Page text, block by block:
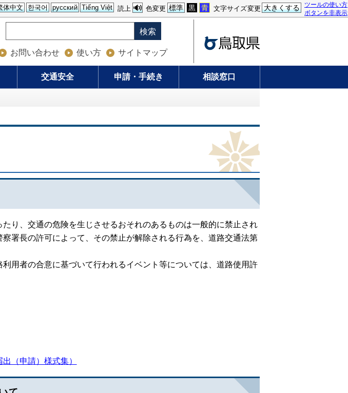
ツールの使い方
ボタンを非表示
文字サイズ変更 大きくする
色変更 標準 黒 青
読上
体中文 한국어 русский Tiếng Việt
検索
お問い合わせ 使い方 サイトマップ
交通安全 申請・手続き 相談窓口
り、交通の危険を生じさせるおそれのあるものは一般的に禁止され
署長の許可によって、その禁止が解除される行為を、道路交通法第
用者の合意に基づいて行われるイベント等については、道路使用許
出（申請）様式集）